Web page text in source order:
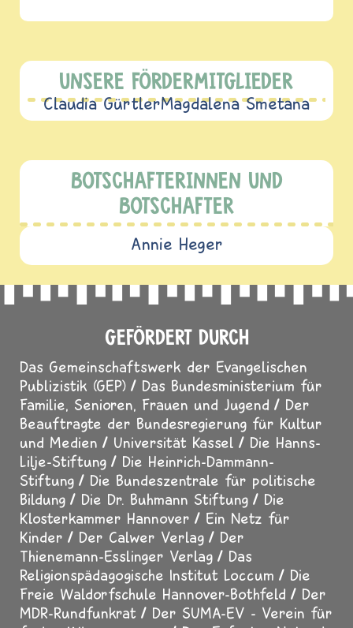
UNSERE FÖRDERMITGLIEDER
Claudia GürtlerMagdalena Smetana
BOTSCHAFTERINNEN UND
BOTSCHAFTER
Annie Heger
GEFÖRDERT DURCH
Das Gemeinschaftswerk der Evangelischen
Publizistik (GEP)
Das Bundesministerium für
Familie, Senioren, Frauen und Jugend
Der
Beauftragte der Bundesregierung für Kultur
und Medien
Universität Kassel
Die Hanns-
Lilje-Stiftung
Die Heinrich-Dammann-
Stiftung
Die Bundeszentrale für politische
Bildung
Die Dr. Buhmann Stiftung
Die
Klosterkammer Hannover
Ein Netz für
Kinder
Der Calwer Verlag
Der
Thienemann-Esslinger Verlag
Das
Religionspädagogische Institut Loccum
Die
Freie Waldorfschule Hannover-Bothfeld
Der
MDR-Rundfunkrat
Der SUMA-EV - Verein für